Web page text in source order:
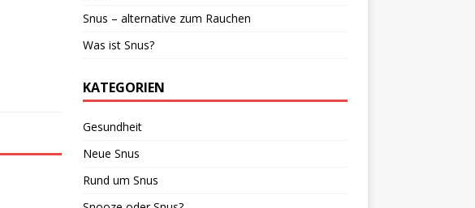
Snus – alternative zum Rauchen
Was ist Snus?
KATEGORIEN
Gesundheit
Neue Snus
Rund um Snus